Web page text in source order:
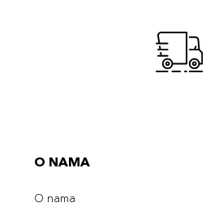
O NAMA
O nama